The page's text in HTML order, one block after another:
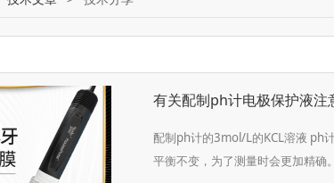
有关配制ph计电极保护液注
配制ph计的3mol/L的KCL溶液 ph
平衡不变，为了测量时会更加精确。